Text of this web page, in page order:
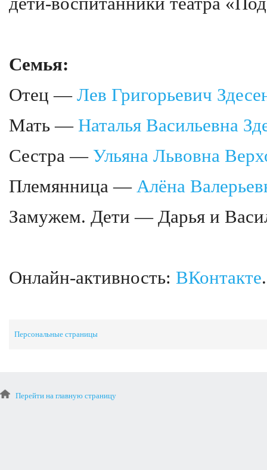
Семья:
Отец — Лев Григорьевич
Мать — Наталья Васильевна
Сестра — Ульяна Львовна
Племянница — Алёна
Замужем. Дети — Дарья и
Онлайн-активность: ВКонтакте.
Персональные страницы
Перейти на главную страницу